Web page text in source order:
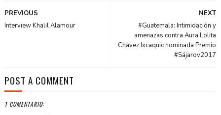
NEXT
#Guatemala: Intimidación y
amenazas contra Aura Lolita
Chávez Ixcaquic nominada Premio
#Sájarov2017
PREVIOUS
Interview Khalil Alamour
POST A COMMENT
1 COMENTARIO: